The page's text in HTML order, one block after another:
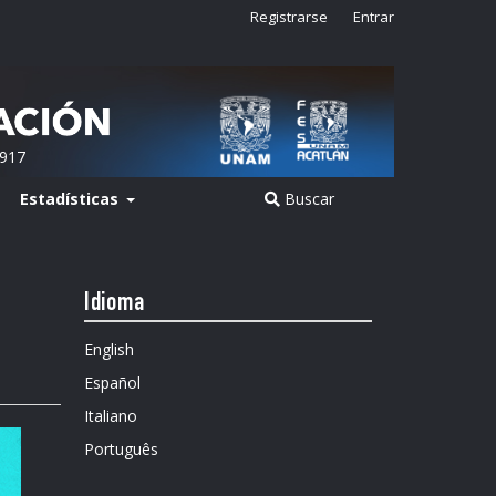
Estadísticas Buscar
Registrarse Entrar
Idioma
English
Español
Italiano
Português